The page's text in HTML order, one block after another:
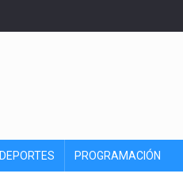
DEPORTES PROGRAMACIÓN